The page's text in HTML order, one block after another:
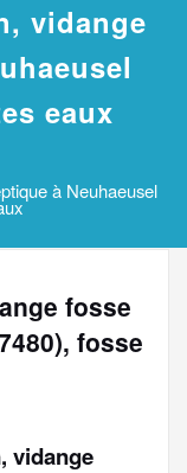
vidange
eaux
à Neuhaeusel
fosse
fosse
vidange